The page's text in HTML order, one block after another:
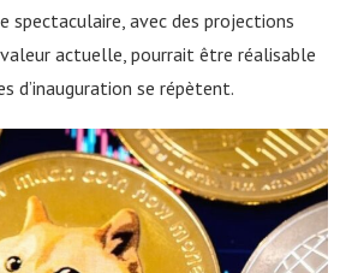
spectaculaire, avec des projections
actuelle, pourrait être réalisable
d’inauguration se répètent.